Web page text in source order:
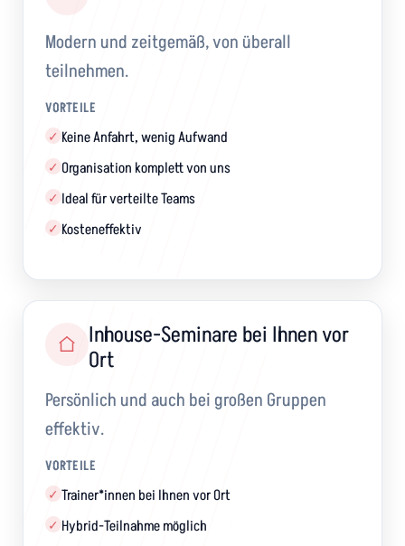
Modern und zeitgemäß, von überall
teilnehmen.
VORTEILE
✓ Keine Anfahrt, wenig Aufwand
✓ Organisation komplett von uns
✓ Ideal für verteilte Teams
✓ Kosteneffektiv
Inhouse-Seminare bei Ihnen vor
Ort
Persönlich und auch bei großen Gruppen
effektiv.
VORTEILE
✓ Trainer*innen bei Ihnen vor Ort
✓ Hybrid-Teilnahme möglich